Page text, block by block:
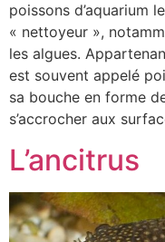
poissons d’aquarium
« nettoyeur »,
les algues.
est souvent appelé
sa bouche en forme
s’accrocher aux
L’ancitrus